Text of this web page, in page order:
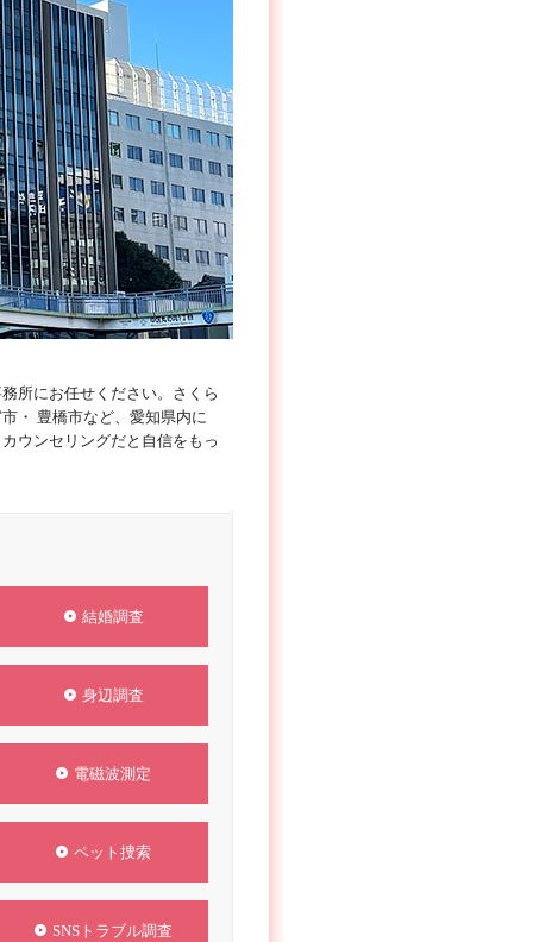
所にお任せください。さくら
・ 豊橋市など、愛知県内に
ウンセリングだと自信をもっ
結婚調査
身辺調査
電磁波測定
ペット捜索
SNSトラブル調査